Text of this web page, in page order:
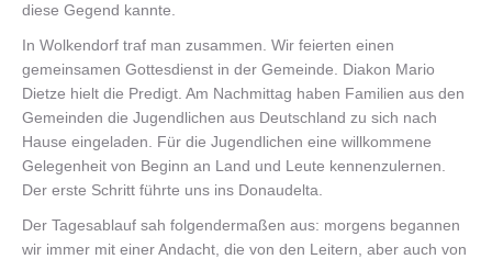
diese Gegend kannte.
In Wolkendorf traf man zusammen. Wir feierten einen
gemeinsamen Gottesdienst in der Gemeinde. Diakon Mario
Dietze hielt die Predigt. Am Nachmittag haben Familien aus den
Gemeinden die Jugendlichen aus Deutschland zu sich nach
Hause eingeladen. Für die Jugendlichen eine willkommene
Gelegenheit von Beginn an Land und Leute kennenzulernen.
Der erste Schritt führte uns ins Donaudelta.
Der Tagesablauf sah folgendermaßen aus: morgens begannen
wir immer mit einer Andacht, die von den Leitern, aber auch von